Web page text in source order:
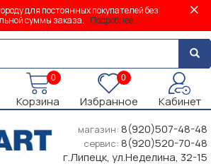
для постоянных покупателей без
суммы заказа. Подробнее...
0
Корзина
0
Избранное Кабинет
магазин: 8(920)507-48-48
сервис: 8(920)520-70-48
г.Липецк, ул.Неделина, 32-15